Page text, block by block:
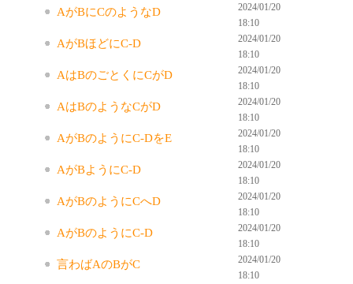
AがBにCのようなD
2024/01/20
18:10
AがBほどにC-D
2024/01/20
18:10
AはBのごとくにCがD
2024/01/20
18:10
AはBのようなCがD
2024/01/20
18:10
AがBのようにC-DをE
2024/01/20
18:10
AがBようにC-D
2024/01/20
18:10
AがBのようにCへD
2024/01/20
18:10
AがBのようにC-D
2024/01/20
18:10
言わばAのBがC
2024/01/20
18:10